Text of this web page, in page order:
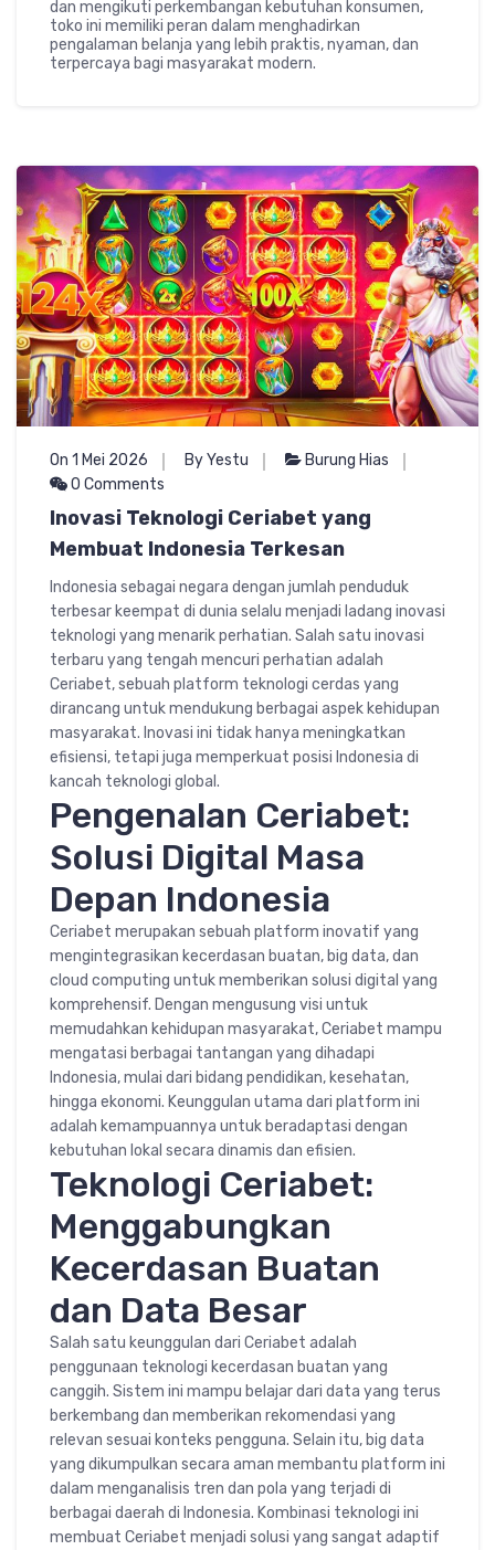
dan mengikuti perkembangan kebutuhan konsumen,
toko ini memiliki peran dalam menghadirkan
pengalaman belanja yang lebih praktis, nyaman, dan
terpercaya bagi masyarakat modern.
On 1 Mei 2026 By Yestu
Burung Hias
0 Comments
Inovasi Teknologi Ceriabet yang
Membuat Indonesia Terkesan
Indonesia sebagai negara dengan jumlah penduduk
terbesar keempat di dunia selalu menjadi ladang inovasi
teknologi yang menarik perhatian. Salah satu inovasi
terbaru yang tengah mencuri perhatian adalah
Ceriabet, sebuah platform teknologi cerdas yang
dirancang untuk mendukung berbagai aspek kehidupan
masyarakat. Inovasi ini tidak hanya meningkatkan
efisiensi, tetapi juga memperkuat posisi Indonesia di
kancah teknologi global.
Pengenalan Ceriabet:
Solusi Digital Masa
Depan Indonesia
Ceriabet merupakan sebuah platform inovatif yang
mengintegrasikan kecerdasan buatan, big data, dan
cloud computing untuk memberikan solusi digital yang
komprehensif. Dengan mengusung visi untuk
memudahkan kehidupan masyarakat, Ceriabet mampu
mengatasi berbagai tantangan yang dihadapi
Indonesia, mulai dari bidang pendidikan, kesehatan,
hingga ekonomi. Keunggulan utama dari platform ini
adalah kemampuannya untuk beradaptasi dengan
kebutuhan lokal secara dinamis dan efisien.
Teknologi Ceriabet:
Menggabungkan
Kecerdasan Buatan
dan Data Besar
Salah satu keunggulan dari Ceriabet adalah
penggunaan teknologi kecerdasan buatan yang
canggih. Sistem ini mampu belajar dari data yang terus
berkembang dan memberikan rekomendasi yang
relevan sesuai konteks pengguna. Selain itu, big data
yang dikumpulkan secara aman membantu platform ini
dalam menganalisis tren dan pola yang terjadi di
berbagai daerah di Indonesia. Kombinasi teknologi ini
membuat Ceriabet menjadi solusi yang sangat adaptif